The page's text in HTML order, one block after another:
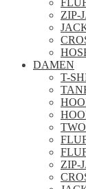
ZIP-
DAMEN
T-
ZIP-